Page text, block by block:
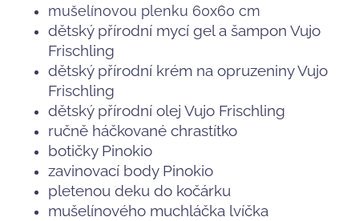
mušelínovou plenku 60x60 cm
dětský přírodní mycí gel a šampon Vujo
Frischling
dětský přírodní krém na opruzeniny Vujo
Frischling
dětský přírodní olej Vujo Frischling
ručně háčkované chrastítko
botičky Pinokio
zavinovací body Pinokio
pletenou deku do kočárku
mušelínového muchláčka lvíčka
MUŠELÍNOVÁ
PLENA
BAOBABY,
EVERGREEN